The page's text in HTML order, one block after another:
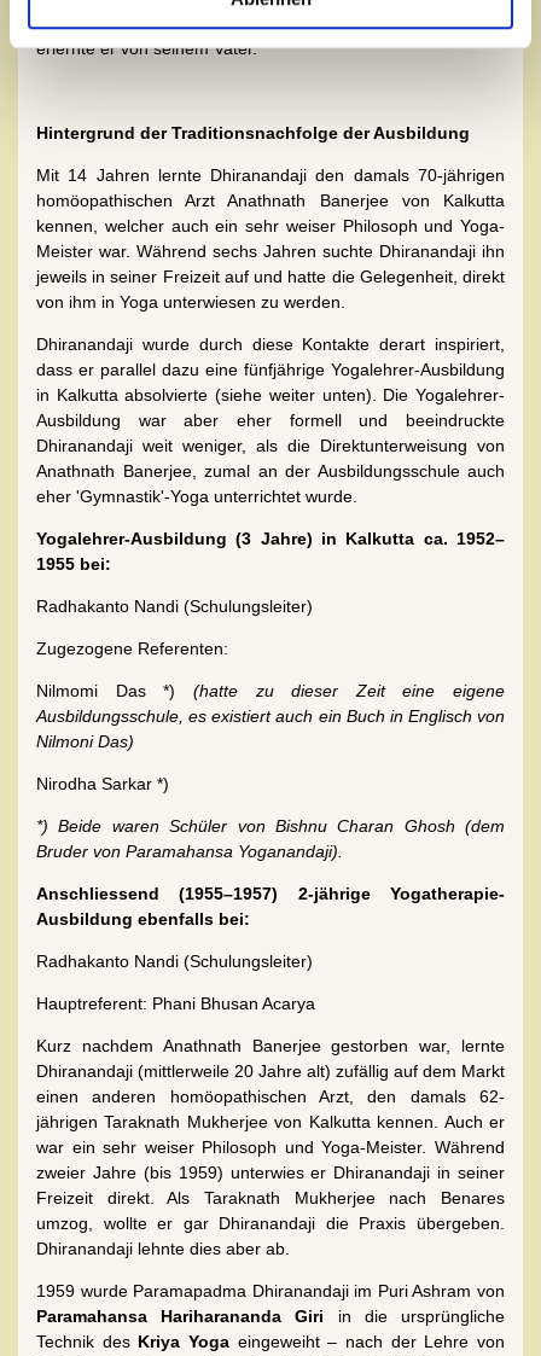
Kindheit mit Yoga in Kontakt, die ersten Yoga-Übungen
erlernte er von seinem Vater.
Hintergrund der Traditionsnachfolge der Ausbildung
Mit 14 Jahren lernte Dhiranandaji den damals 70-jährigen
homöopathischen Arzt Anathnath Banerjee von Kalkutta
kennen, welcher auch ein sehr weiser Philosoph und Yoga-
Meister war. Während sechs Jahren suchte Dhiranandaji ihn
jeweils in seiner Freizeit auf und hatte die Gelegenheit, direkt
von ihm in Yoga unterwiesen zu werden.
Dhiranandaji wurde durch diese Kontakte derart inspiriert,
dass er parallel dazu eine fünfjährige Yogalehrer-Ausbildung
in Kalkutta absolvierte (siehe weiter unten). Die Yogalehrer-
Ausbildung war aber eher formell und beeindruckte
Dhiranandaji weit weniger, als die Direktunterweisung von
Anathnath Banerjee, zumal an der Ausbildungsschule auch
eher 'Gymnastik'-Yoga unterrichtet wurde.
Yogalehrer-Ausbildung (3 Jahre) in Kalkutta ca. 1952–
1955 bei:
Radhakanto Nandi (Schulungsleiter)
Zugezogene Referenten:
Nilmomi Das *) (hatte zu dieser Zeit eine eigene
Ausbildungsschule, es existiert auch ein Buch in Englisch von
Nilmoni Das)
Nirodha Sarkar *)
*) Beide waren Schüler von Bishnu Charan Ghosh (dem
Bruder von Paramahansa Yoganandaji).
Anschliessend (1955–1957) 2-jährige Yogatherapie-
Ausbildung ebenfalls bei:
Radhakanto Nandi (Schulungsleiter)
Hauptreferent: Phani Bhusan Acarya
Kurz nachdem Anathnath Banerjee gestorben war, lernte
Dhiranandaji (mittlerweile 20 Jahre alt) zufällig auf dem Markt
einen anderen homöopathischen Arzt, den damals 62-
jährigen Taraknath Mukherjee von Kalkutta kennen. Auch er
war ein sehr weiser Philosoph und Yoga-Meister. Während
zweier Jahre (bis 1959) unterwies er Dhiranandaji in seiner
Freizeit direkt. Als Taraknath Mukherjee nach Benares
umzog, wollte er gar Dhiranandaji die Praxis übergeben.
Dhiranandaji lehnte dies aber ab.
1959 wurde Paramapadma Dhiranandaji im Puri Ashram von
Paramahansa Hariharananda Giri in die ursprüngliche
Technik des Kriya Yoga eingeweiht – nach der Lehre von